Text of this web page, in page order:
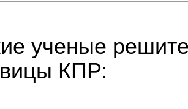
ученые
КПР: